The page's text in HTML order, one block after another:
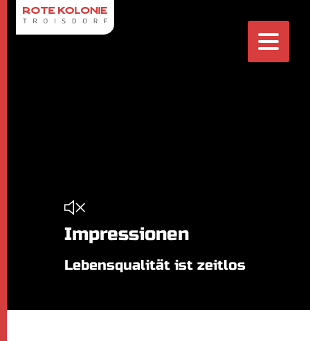
Impressionen
Lebensqualität ist zeitlos